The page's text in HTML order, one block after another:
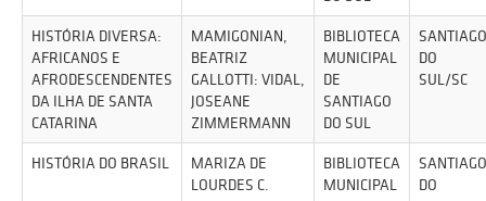
HISTÓRIA DIVERSA:
AFRICANOS E
AFRODESCENDENTES
DA ILHA DE SANTA
CATARINA
MAMIGONIAN,
BEATRIZ
GALLOTTI: VIDAL,
JOSEANE
ZIMMERMANN
BIBLIOTECA
MUNICIPAL
DE
SANTIAGO
DO SUL
SANTIAGO
DO
SUL/SC
HISTÓRIA DO BRASIL
MARIZA DE
LOURDES C.
BIBLIOTECA
MUNICIPAL
SANTIAGO
DO